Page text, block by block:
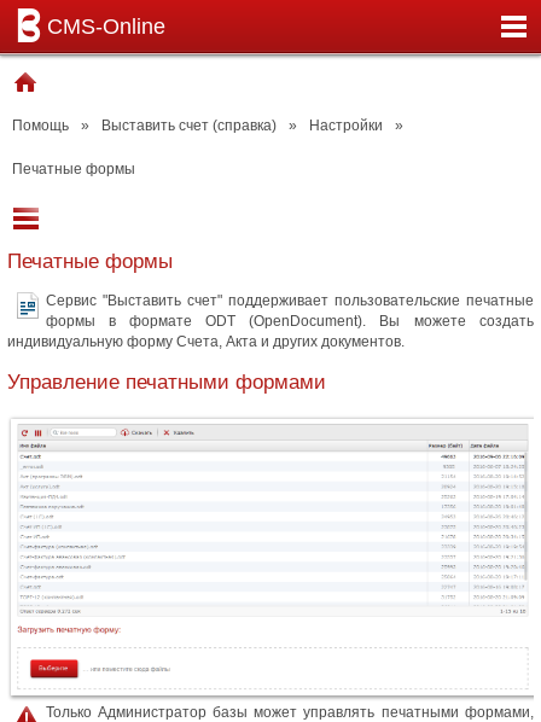
CMS-Online
Помощь » Выставить счет (справка) » Настройки »
Печатные формы
Печатные формы
Сервис "Выставить счет" поддерживает пользовательские печатные
формы в формате ODT (OpenDocument). Вы можете создать
индивидуальную форму Счета, Акта и других документов.
Управление печатными формами
Только Администратор базы может управлять печатными формами,